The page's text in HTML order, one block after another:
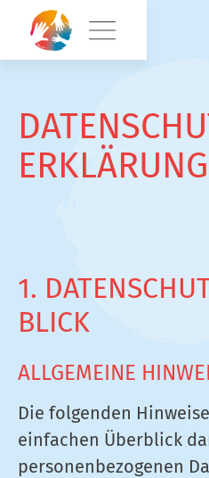
ERKLÄRUNG
1.
BLICK
ALLGEMEINE
Die folgenden
einfachen Überblick
personenbezogenen